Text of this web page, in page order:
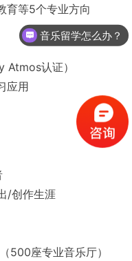
育等5个专业方向
Atmos认证）
应用
/创作生涯
500座专业音乐厅）
音乐留学怎么办？
非科班生可以申请吗？